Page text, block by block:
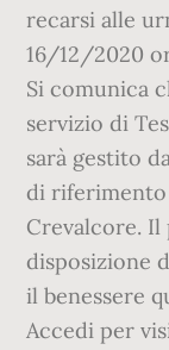
recarsi alle
16/12/2020
Si comunica
servizio di
sarà gestito
di riferimento
Crevalcore.
disposizione
il benessere
Accedi per